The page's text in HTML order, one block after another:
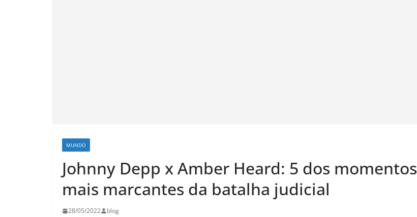
MUNDO
Johnny Depp x Amber Heard: 5 dos momentos
mais marcantes da batalha judicial
28/05/2022 blog